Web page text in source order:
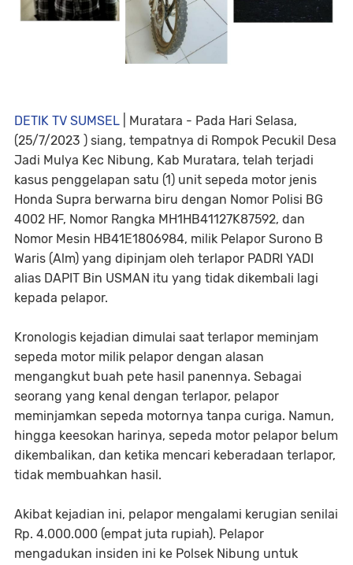
DETIK TV SUMSEL | Muratara - Pada Hari Selasa,
(25/7/2023 ) siang, tempatnya di Rompok Pecukil Desa
Jadi Mulya Kec Nibung, Kab Muratara, telah terjadi
kasus penggelapan satu (1) unit sepeda motor jenis
Honda Supra berwarna biru dengan Nomor Polisi BG
4002 HF, Nomor Rangka MH1HB41127K87592, dan
Nomor Mesin HB41E1806984, milik Pelapor Surono B
Waris (Alm) yang dipinjam oleh terlapor PADRI YADI
alias DAPIT Bin USMAN itu yang tidak dikembali lagi
kepada pelapor.
Kronologis kejadian dimulai saat terlapor meminjam
sepeda motor milik pelapor dengan alasan
mengangkut buah pete hasil panennya. Sebagai
seorang yang kenal dengan terlapor, pelapor
meminjamkan sepeda motornya tanpa curiga. Namun,
hingga keesokan harinya, sepeda motor pelapor belum
dikembalikan, dan ketika mencari keberadaan terlapor,
tidak membuahkan hasil.
Akibat kejadian ini, pelapor mengalami kerugian senilai
Rp. 4.000.000 (empat juta rupiah). Pelapor
mengadukan insiden ini ke Polsek Nibung untuk